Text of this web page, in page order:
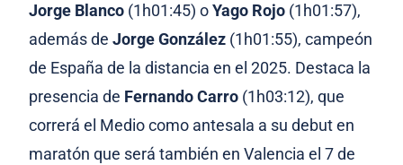
Jorge Blanco (1h01:45) oYago Rojo (1h01:57),
además deJorge González (1h01:55), campeón
de España de la distancia en el 2025. Destaca la
presencia de Fernando Carro (1h03:12), que
correrá el Medio como antesala a su debut en
maratón que será también en Valencia el 7 de